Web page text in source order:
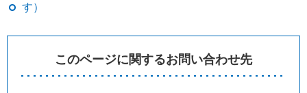
す）
このページに関するお問い合わせ先